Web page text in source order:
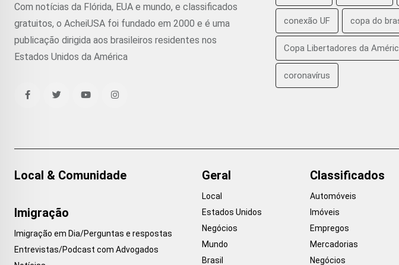
Com notícias da Flórida, EUA e mundo, e classificados
gratuitos, o AcheiUSA foi fundado em 2000 e é uma
publicação dirigida aos brasileiros residentes nos
Estados Unidos da América
conexão UF copa do
Copa Libertadores da
coronavírus
Local & Comunidade
Imigração
Imigração em Dia/Perguntas e respostas
Entrevistas/Podcast com Advogados
Geral
Local
Estados Unidos
Negócios
Mundo
Brasil
Classificados
Automóveis
Imóveis
Empregos
Mercadorias
Negócios